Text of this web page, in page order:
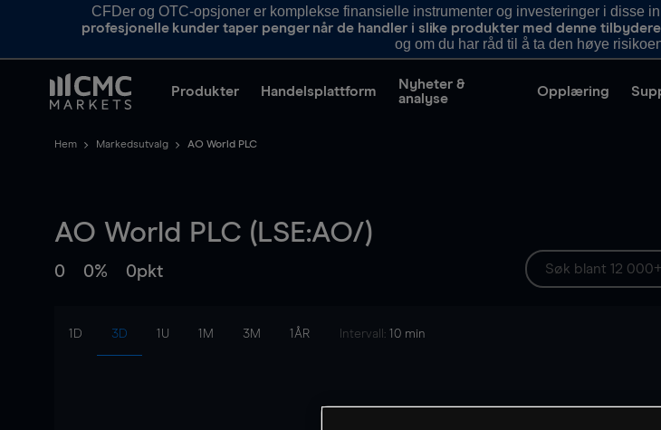
CFDer og OTC-opsjoner er komplekse finansielle instrumenter og investeringer i disse
profesjonelle kunder taper penger når de handler i slike produkter med denne
og om du har råd til å ta den høye
Produkter Handelsplattform
Nyheter &
analyse
Opplæring
Hem Markedsutvalg AO World PLC
AO World PLC (LSE:AO/)
0 0% 0pkt
1D 3D 1U 1M 3M 1ÅR Intervall: 10 min